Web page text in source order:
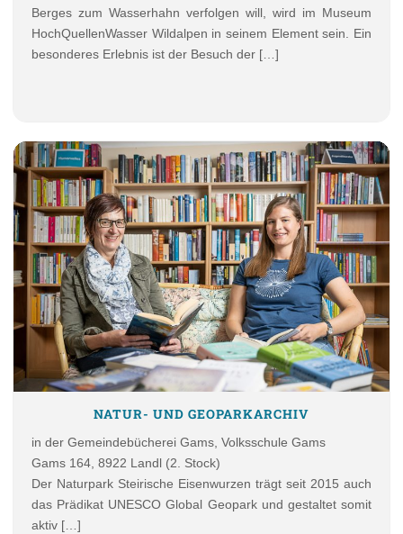
Berges zum Wasserhahn verfolgen will, wird im Museum
HochQuellenWasser Wildalpen in seinem Element sein. Ein
besonderes Erlebnis ist der Besuch der […]
NATUR- UND GEOPARKARCHIV
in der Gemeindebücherei Gams, Volksschule Gams
Gams 164, 8922 Landl (2. Stock)
Der Naturpark Steirische Eisenwurzen trägt seit 2015 auch
das Prädikat UNESCO Global Geopark und gestaltet somit
aktiv […]